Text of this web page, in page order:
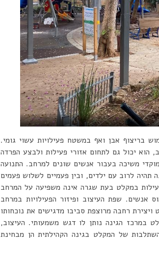
בריצוף אבן ואף במשטח פעילויות עשוי גומי.
הוא יכול גם לתחום אזורי פעילות ולבצע הפרדה
משיכה בעבור אנשים שונים למרחב. התנועה
לרוב עם ילדים, ובין פעמיים לשלוש פעמים
במקלט בעת שגרה אינה משפיעה על המרחב
אנשים. שפת העיצוב ופיזור הפעילויות במרחב
רחבה מרוצפת סביבו מדגישים את נוכחותו
במרכז הגינה נותן לו דגש משמעותי. העיצוב,
של המקלט בגינה הקהילתית הן מבחינת